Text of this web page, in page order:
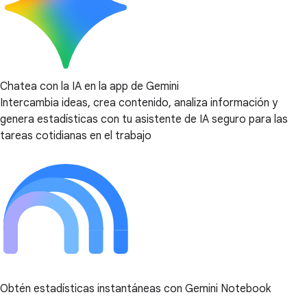
Chatea con la IA en la app de Gemini
Intercambia ideas, crea contenido, analiza información y
genera estadísticas con tu asistente de IA seguro para las
tareas cotidianas en el trabajo
Obtén estadísticas instantáneas con Gemini Notebook